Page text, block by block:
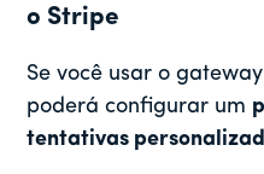
o Stripe
Se você usar o
poderá configurar um
tentativas